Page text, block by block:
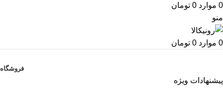
0 موارد 0 تومان
منو
0 موارد 0 تومان
فروشگاه
پیشنهادات ویژه